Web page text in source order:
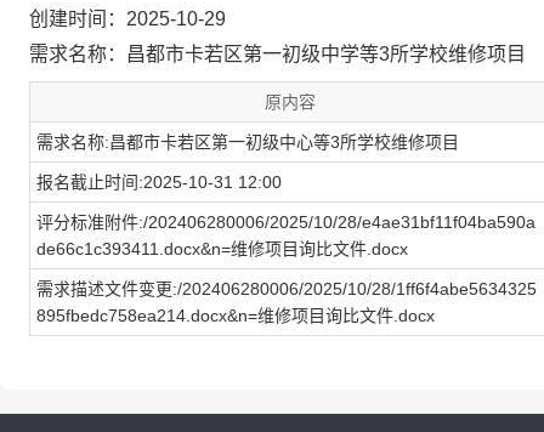
创建时间：2025-10-29
需求名称：昌都市卡若区第一初级中学等3所学校维修项目
原内容
需求名称:昌都市卡若区第一初级中心等3所学校维修项目
报名截止时间:2025-10-31 12:00
评分标准附件:/202406280006/2025/10/28/e4ae31bf11f04ba590a
de66c1c393411.docx&n=维修项目询比文件.docx
需求描述文件变更:/202406280006/2025/10/28/1ff6f4abe5634325
895fbedc758ea214.docx&n=维修项目询比文件.docx